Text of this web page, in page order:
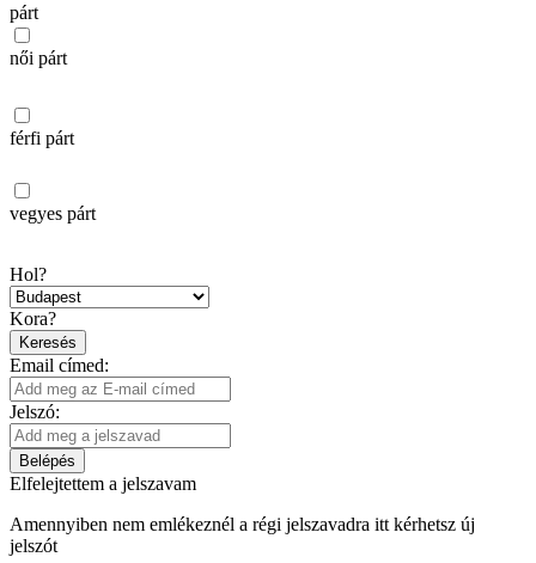
párt
női párt
férfi párt
vegyes párt
Hol?
Kora?
Keresés
Email címed:
Jelszó:
Belépés
Elfelejtettem a jelszavam
Amennyiben nem emlékeznél a régi jelszavadra itt kérhetsz új
jelszót